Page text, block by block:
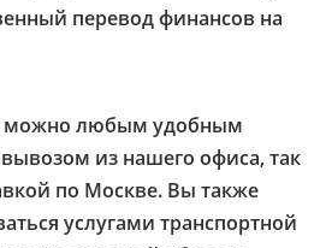
перевод финансов на
можно любым удобным
из нашего офиса, так
по Москве. Вы также
услугами транспортной